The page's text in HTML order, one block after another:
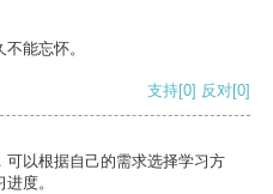
能忘怀。
支持[0] 反对[0]
以根据自己的需求选择学习方
度。